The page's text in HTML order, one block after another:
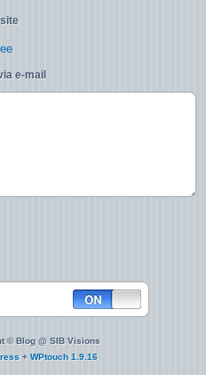
e-mail
© Blog @ SIB Visions
+ WPtouch 1.9.16